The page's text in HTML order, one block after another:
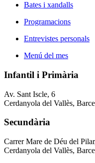
Bates i xandalls
Programacions
Entrevistes personals
Menú del mes
Infantil i Primària
Av. Sant Iscle, 6
Cerdanyola del Vallès,
Secundària
Carrer Mare de Déu del
Cerdanyola del Vallès,